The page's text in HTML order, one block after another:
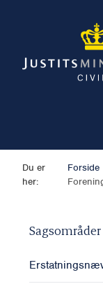
Du er
her:
Forside
Sagsområder